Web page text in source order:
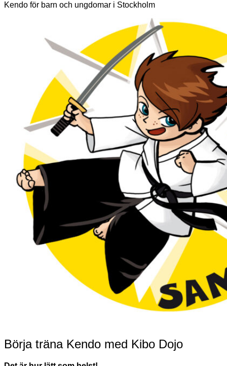
Kendo för barn och ungdomar i Stockholm
Börja träna Kendo med Kibo Dojo